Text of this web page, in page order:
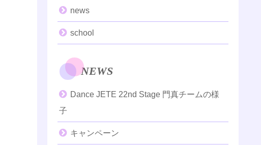
news
school
NEWS
Dance JETE 22nd Stage 門真チームの様
子
キャンペーン